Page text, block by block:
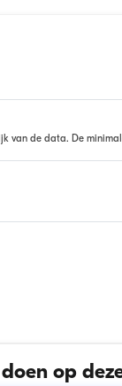
de data. De
op